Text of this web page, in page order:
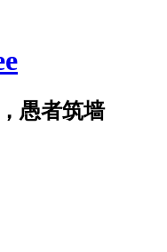
愚者筑墙